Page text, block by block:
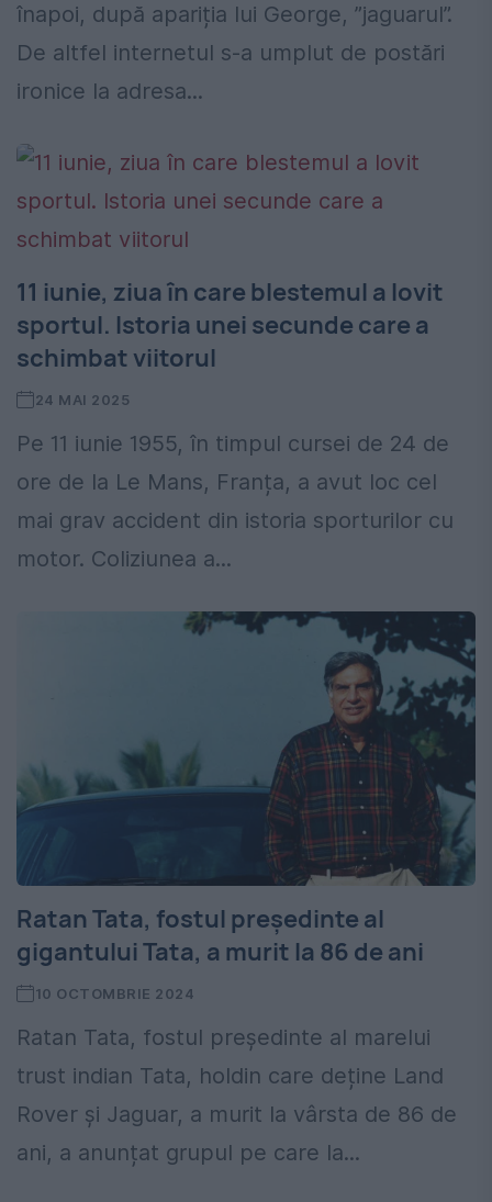
înapoi, după apariția lui George, ”jaguarul”.
De altfel internetul s-a umplut de postări
ironice la adresa...
11 iunie, ziua în care blestemul a lovit
sportul. Istoria unei secunde care a
schimbat viitorul
24 MAI 2025
Pe 11 iunie 1955, în timpul cursei de 24 de
ore de la Le Mans, Franța, a avut loc cel
mai grav accident din istoria sporturilor cu
motor. Coliziunea a...
Ratan Tata, fostul președinte al
gigantului Tata, a murit la 86 de ani
10 OCTOMBRIE 2024
Ratan Tata, fostul președinte al marelui
trust indian Tata, holdin care deține Land
Rover și Jaguar, a murit la vârsta de 86 de
ani, a anunțat grupul pe care la...